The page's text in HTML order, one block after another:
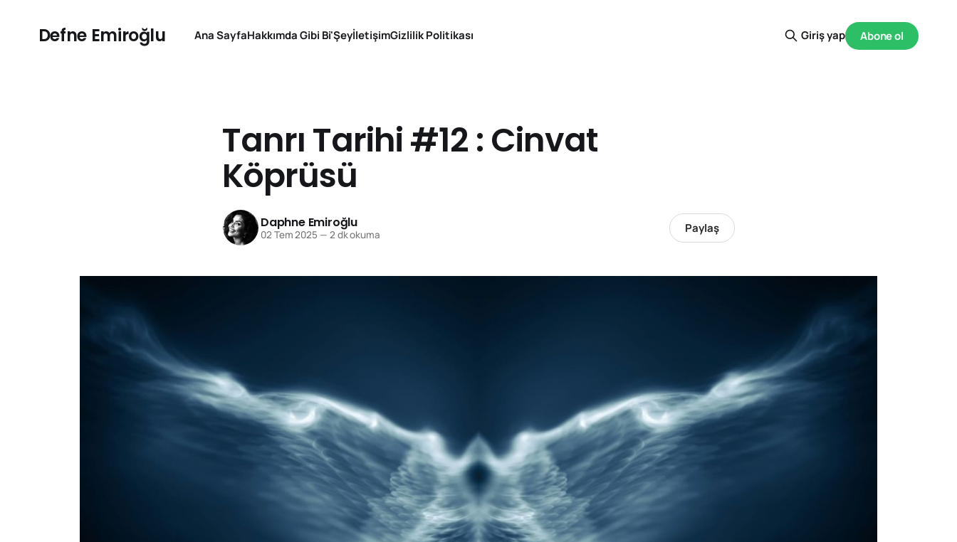
Defne Emiroğlu Ana SayfaHakkımda Gibi Bi'ŞeyİletişimGizlilik Politikası Giriş yap Abone ol
Tanrı Tarihi #12 : Cinvat
Köprüsü
Daphne Emiroğlu
02 Tem 2025 — 2 dk okuma Paylaş